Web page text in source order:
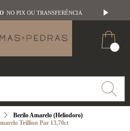
NO PIX OU TRANSFERÊNCIA
Berilo Amarelo (Heliodoro)
Trillion Par 13,70ct